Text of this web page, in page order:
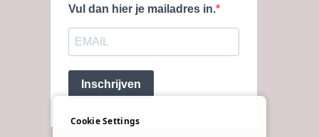
Vul dan hier je mailadres in.
Inschrijven
Cookie Settings